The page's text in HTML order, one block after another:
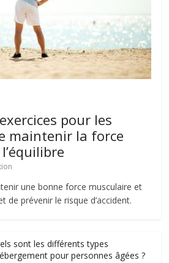
pour les
maintenir la force
une bonne force musculaire et
de prévenir le risque d’accident.
sont les différents types
pour personnes âgées ?